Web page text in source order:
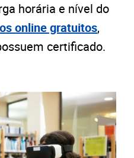
horária e nível do
online gratuitos,
certificado.